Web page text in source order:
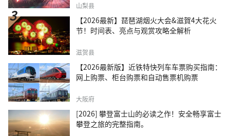
山梨县
【2026最新】琵琶湖烟火大会&滋賀4大花火
节！时间表、亮点与观赏攻略全解析
滋贺县
【2026最新版】近铁特快列车车票购买指南：
网上购票、柜台购票和自动售票机购票
大阪府
[2026] 攀登富士山的必读之作！安全畅享富士
攀登之旅的完整指南。